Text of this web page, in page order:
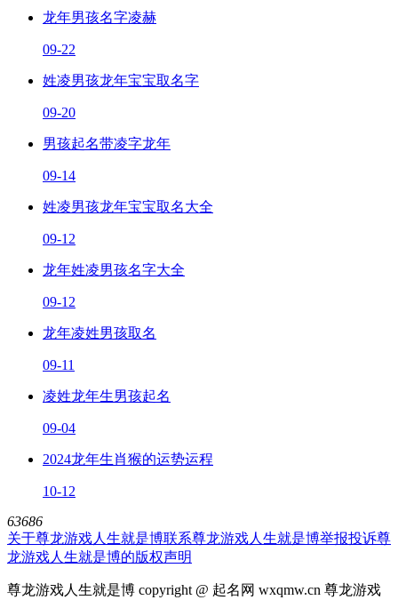
龙年男孩名字凌赫
09-22
姓凌男孩龙年宝宝取名字
09-20
男孩起名带凌字龙年
09-14
姓凌男孩龙年宝宝取名大全
09-12
龙年姓凌男孩名字大全
09-12
龙年凌姓男孩取名
09-11
凌姓龙年生男孩起名
09-04
2024龙年生肖猴的运势运程
10-12
63686
关于尊龙游戏人生就是博联系尊龙游戏人生就是博举报投诉尊
龙游戏人生就是博的版权声明
尊龙游戏人生就是博 copyright @ 起名网 wxqmw.cn 尊龙游戏